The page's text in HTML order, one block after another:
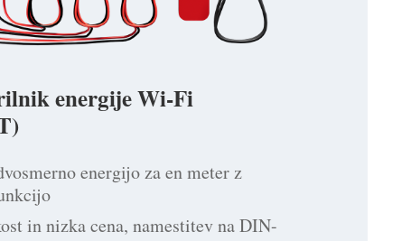
energije Wi-Fi
energijo za en meter z
in nizka cena, namestitev na DIN-